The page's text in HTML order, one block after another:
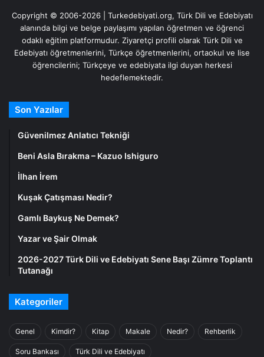
Copyright © 2006-2026 | Turkedebiyati.org, Türk Dili ve Edebiyatı
alanında bilgi ve belge paylaşımı yapılan öğretmen ve öğrenci
odaklı eğitim platformudur. Ziyaretçi profili olarak Türk Dili ve
Edebiyatı öğretmenlerini, Türkçe öğretmenlerini, ortaokul ve lise
öğrencilerini; Türkçeye ve edebiyata ilgi duyan herkesi
hedeflemektedir.
Son Yazılar
Güvenilmez Anlatıcı Tekniği
Beni Asla Bırakma – Kazuo Ishiguro
İlhan İrem
Kuşak Çatışması Nedir?
Gamlı Baykuş Ne Demek?
Yazar ve Şair Olmak
2026-2027 Türk Dili ve Edebiyatı Sene Başı Zümre Toplantı
Tutanağı
Kategoriler
Genel Kimdir? Kitap Makale Nedir? Rehberlik
Soru Bankası Türk Dili ve Edebiyatı